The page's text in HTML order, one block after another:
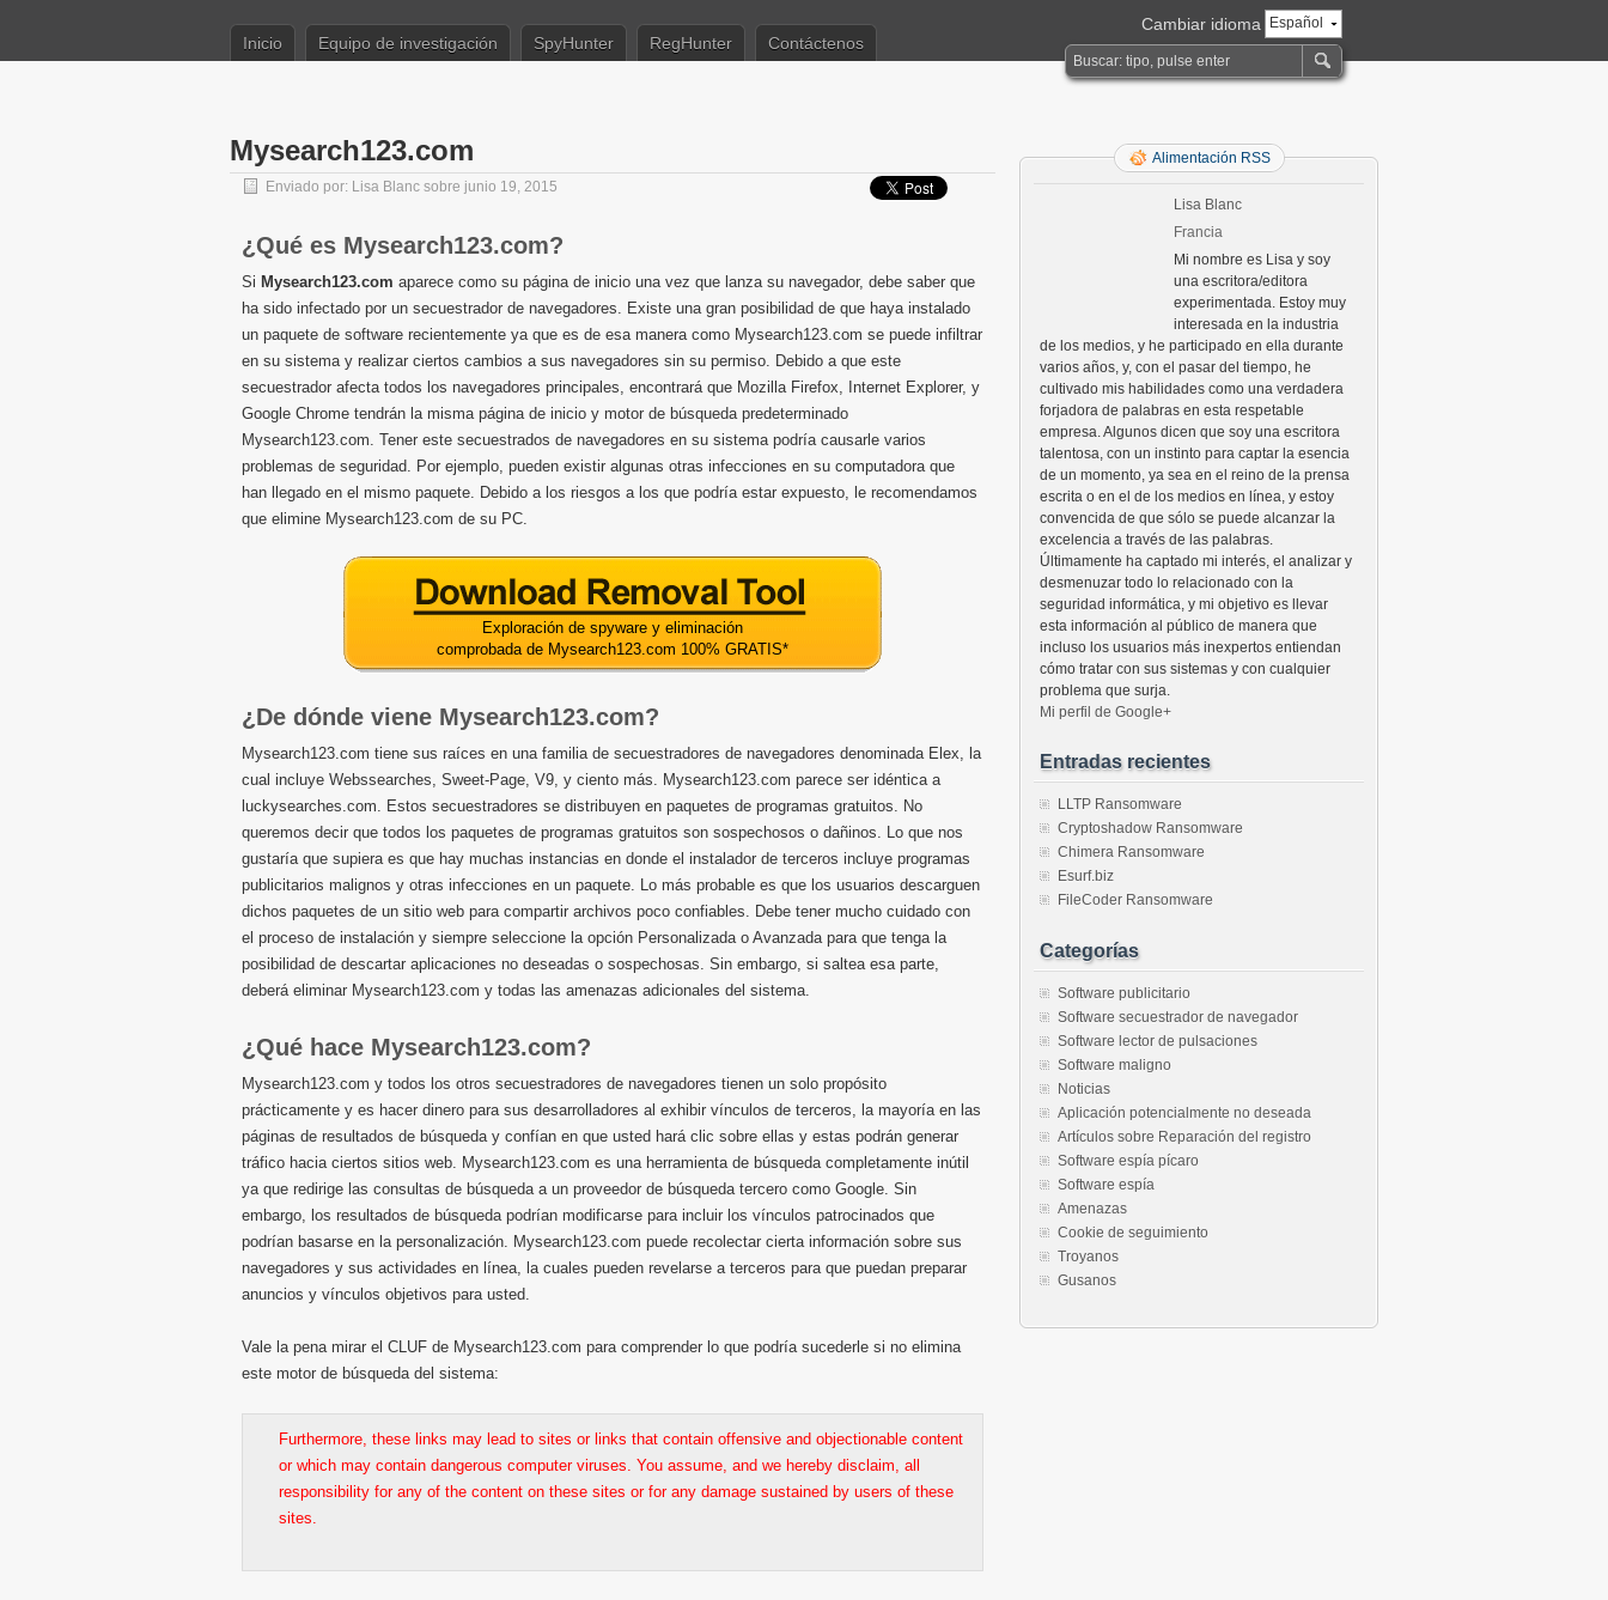
Español
Cambiar idioma
Inicio
Equipo de investigación SpyHunter RegHunter Contáctenos
Mysearch123.com
Enviado por: Lisa Blanc sobre junio 19, 2015
¿Qué es Mysearch123.com?
Si Mysearch123.com aparece como su página de inicio una vez que lanza su navegador, debe saber que
ha sido infectado por un secuestrador de navegadores. Existe una gran posibilidad de que haya instalado
un paquete de software recientemente ya que es de esa manera como Mysearch123.com se puede infiltrar
en su sistema y realizar ciertos cambios a sus navegadores sin su permiso. Debido a que este
secuestrador afecta todos los navegadores principales, encontrará que Mozilla Firefox, Internet Explorer, y
Google Chrome tendrán la misma página de inicio y motor de búsqueda predeterminado
Mysearch123.com. Tener este secuestrados de navegadores en su sistema podría causarle varios
problemas de seguridad. Por ejemplo, pueden existir algunas otras infecciones en su computadora que
han llegado en el mismo paquete. Debido a los riesgos a los que podría estar expuesto, le recomendamos
que elimine Mysearch123.com de su PC.
Exploración de spyware y eliminación
comprobada de Mysearch123.com 100% GRATIS*
¿De dónde viene Mysearch123.com?
Mysearch123.com tiene sus raíces en una familia de secuestradores de navegadores denominada Elex, la
cual incluye Webssearches, Sweet-Page, V9, y ciento más. Mysearch123.com parece ser idéntica a
luckysearches.com. Estos secuestradores se distribuyen en paquetes de programas gratuitos. No
queremos decir que todos los paquetes de programas gratuitos son sospechosos o dañinos. Lo que nos
gustaría que supiera es que hay muchas instancias en donde el instalador de terceros incluye programas
publicitarios malignos y otras infecciones en un paquete. Lo más probable es que los usuarios descarguen
dichos paquetes de un sitio web para compartir archivos poco confiables. Debe tener mucho cuidado con
el proceso de instalación y siempre seleccione la opción Personalizada o Avanzada para que tenga la
posibilidad de descartar aplicaciones no deseadas o sospechosas. Sin embargo, si saltea esa parte,
deberá eliminar Mysearch123.com y todas las amenazas adicionales del sistema.
¿Qué hace Mysearch123.com?
Mysearch123.com y todos los otros secuestradores de navegadores tienen un solo propósito
prácticamente y es hacer dinero para sus desarrolladores al exhibir vínculos de terceros, la mayoría en las
páginas de resultados de búsqueda y confían en que usted hará clic sobre ellas y estas podrán generar
tráfico hacia ciertos sitios web. Mysearch123.com es una herramienta de búsqueda completamente inútil
ya que redirige las consultas de búsqueda a un proveedor de búsqueda tercero como Google. Sin
embargo, los resultados de búsqueda podrían modificarse para incluir los vínculos patrocinados que
podrían basarse en la personalización. Mysearch123.com puede recolectar cierta información sobre sus
navegadores y sus actividades en línea, la cuales pueden revelarse a terceros para que puedan preparar
anuncios y vínculos objetivos para usted.
Vale la pena mirar el CLUF de Mysearch123.com para comprender lo que podría sucederle si no elimina
este motor de búsqueda del sistema:
Furthermore, these links may lead to sites or links that contain offensive and objectionable content
or which may contain dangerous computer viruses. You assume, and we hereby disclaim, all
responsibility for any of the content on these sites or for any damage sustained by users of these
sites.
Alimentación RSS
Lisa Blanc
Francia
Mi nombre es Lisa y soy
una escritora/editora
experimentada. Estoy muy
interesada en la industria
de los medios, y he participado en ella durante
varios años, y, con el pasar del tiempo, he
cultivado mis habilidades como una verdadera
forjadora de palabras en esta respetable
empresa. Algunos dicen que soy una escritora
talentosa, con un instinto para captar la esencia
de un momento, ya sea en el reino de la prensa
escrita o en el de los medios en línea, y estoy
convencida de que sólo se puede alcanzar la
excelencia a través de las palabras.
Últimamente ha captado mi interés, el analizar y
desmenuzar todo lo relacionado con la
seguridad informática, y mi objetivo es llevar
esta información al público de manera que
incluso los usuarios más inexpertos entiendan
cómo tratar con sus sistemas y con cualquier
problema que surja.
Mi perfil de Google+
Entradas recientes
LLTP Ransomware
Cryptoshadow Ransomware
Chimera Ransomware
Esurf.biz
FileCoder Ransomware
Categorías
Software publicitario
Software secuestrador de navegador
Software lector de pulsaciones
Software maligno
Noticias
Aplicación potencialmente no deseada
Artículos sobre Reparación del registro
Software espía pícaro
Software espía
Amenazas
Cookie de seguimiento
Troyanos
Gusanos